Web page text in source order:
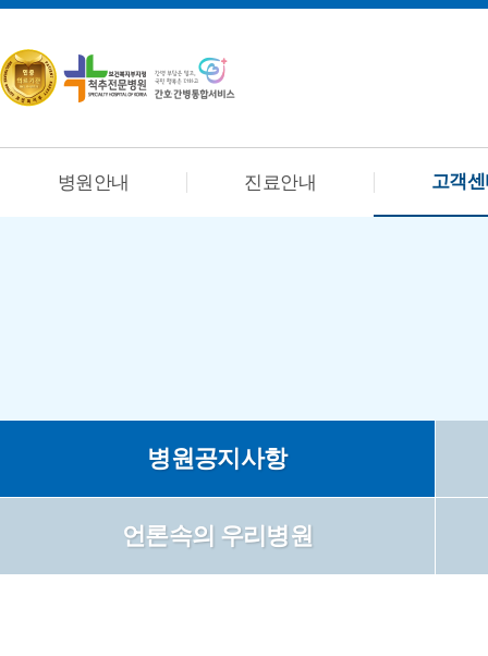
병원안내 진료안내 고객
병원공지사항
언론속의 우리병원